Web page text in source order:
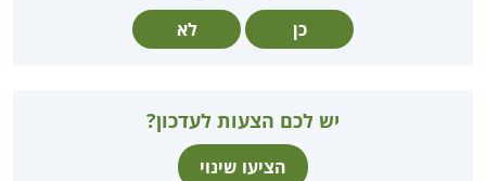
כן לא
יש לכם הצעות לעדכון?
הציעו שינוי